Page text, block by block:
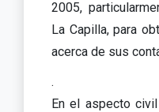
2005,
La Capilla, para
acerca de sus
.
En el aspecto